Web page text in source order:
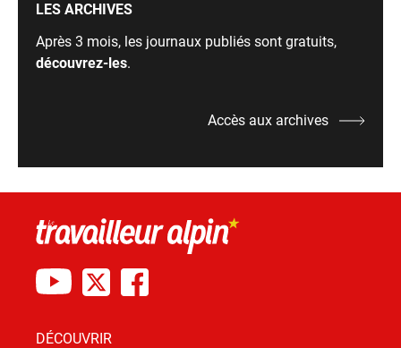
LES ARCHIVES
Après 3 mois, les journaux publiés sont gratuits,
découvrez-les.
Accès aux archives
DÉCOUVRIR